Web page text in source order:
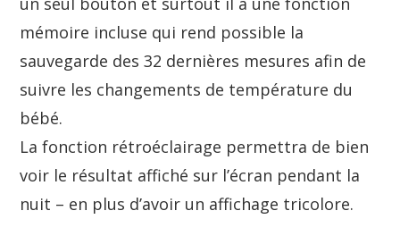
mémoire incluse qui rend possible la
sauvegarde des 32 dernières mesures afin de
suivre les changements de température du
bébé.
La fonction rétroéclairage permettra de bien
voir le résultat affiché sur l’écran pendant la
nuit – en plus d’avoir un affichage tricolore.